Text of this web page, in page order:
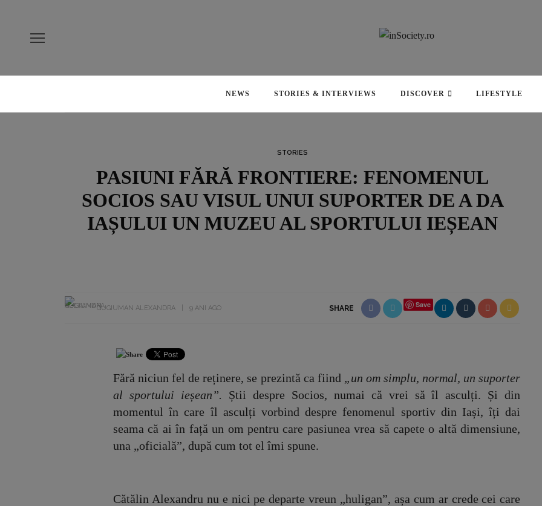
NEWS STORIES & INTERVIEWS DISCOVER LIFESTYLE
STORIES
PASIUNI FĂRĂ FRONTIERE: FENOMENUL
SOCIOS SAU VISUL UNUI SUPORTER DE A DA
IAȘULUI UN MUZEU AL SPORTULUI IEȘEAN
GUGIUMAN ALEXANDRA 9 ANI AGO SHARE Save
Fără niciun fel de reținere, se prezintă ca fiind „un om simplu, normal, un suporter
al sportului ieșean”. Știi despre Socios, numai că vrei să îl asculți. Și din
momentul în care îl asculți vorbind despre fenomenul sportiv din Iași, îți dai
seama că ai în față un om pentru care pasiunea vrea să capete o altă dimensiune,
una „oficială”, după cum tot el îmi spune.
Cătălin Alexandru nu e nici pe departe vreun „huligan”, așa cum ar crede cei care